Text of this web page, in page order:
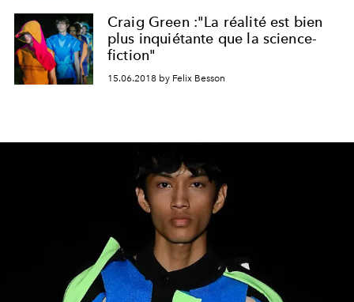
Craig Green :"La réalité est bien
plus inquiétante que la science-
fiction"
15.06.2018 by Felix Besson